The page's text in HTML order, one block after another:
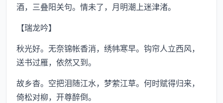
酒，三叠阳关句。情未了，月明潮上迷津渚。
【瑞龙吟】
秋光好。无奈锦帐香消，绣帏寒早。钩帘人立西风，
送书过雁，依然又到。
故乡杳。空把泪随江水，梦萦江草。何时赋得归来，
倚松对柳，开尊醉倒。